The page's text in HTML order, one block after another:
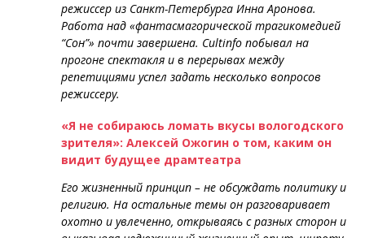
режиссер из Санкт-Петербурга Инна Аронова.
Работа над «фантасмагорической трагикомедией
“Сон”» почти завершена. Cultinfo побывал на
прогоне спектакля и в перерывах между
репетициями успел задать несколько вопросов
режиссеру.
«Я не собираюсь ломать вкусы вологодского
зрителя»: Алексей Ожогин о том, каким он
видит будущее драмтеатра
Его жизненный принцип – не обсуждать политику и
религию. На остальные темы он разговаривает
охотно и увлеченно, открываясь с разных сторон и